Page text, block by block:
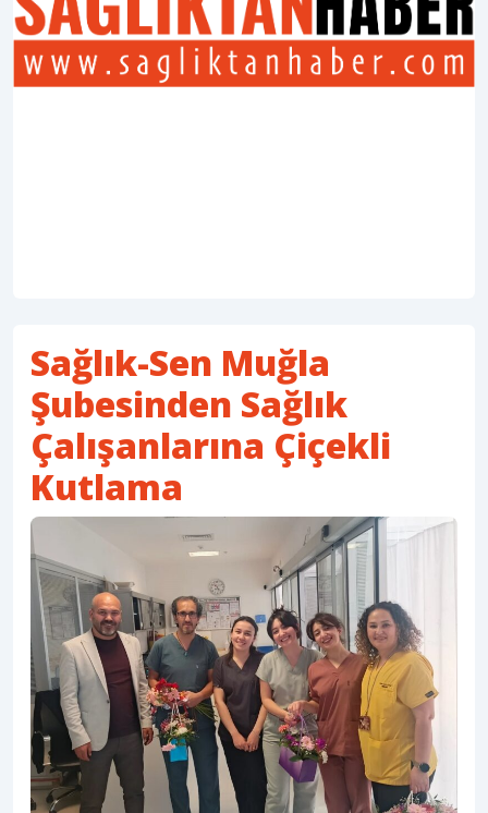
Sağlık-Sen Muğla
Şubesinden Sağlık
Çalışanlarına Çiçekli
Kutlama